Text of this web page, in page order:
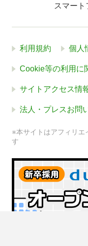
スマート
利用規約 個人
Cookie等の利用に
サイトアクセス情
法人・プレスお問
※本サイトはアフィリエ
す